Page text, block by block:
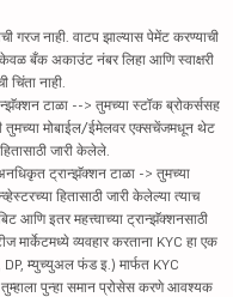
गरज नाही. वाटप झाल्यास पेमेंट करण्याची
बँक अकाउंट नंबर लिहा आणि स्वाक्षरी
नाही.
टाळा --> तुमच्या स्टॉक ब्रोकर्ससह
तुमच्या मोबाईल/ईमेलवर एक्सचेंजमधून थेट
जारी केलेले.
ट्रान्झॅक्शन टाळा -> तुमच्या
हितासाठी जारी केलेल्या त्याच
आणि इतर महत्त्वाच्या ट्रान्झॅक्शनसाठी
मार्केटमध्ये व्यवहार करताना KYC हा एक
म्युच्युअल फंड इ.) मार्फत KYC
तुम्हाला पुन्हा समान प्रोसेस करणे आवश्यक